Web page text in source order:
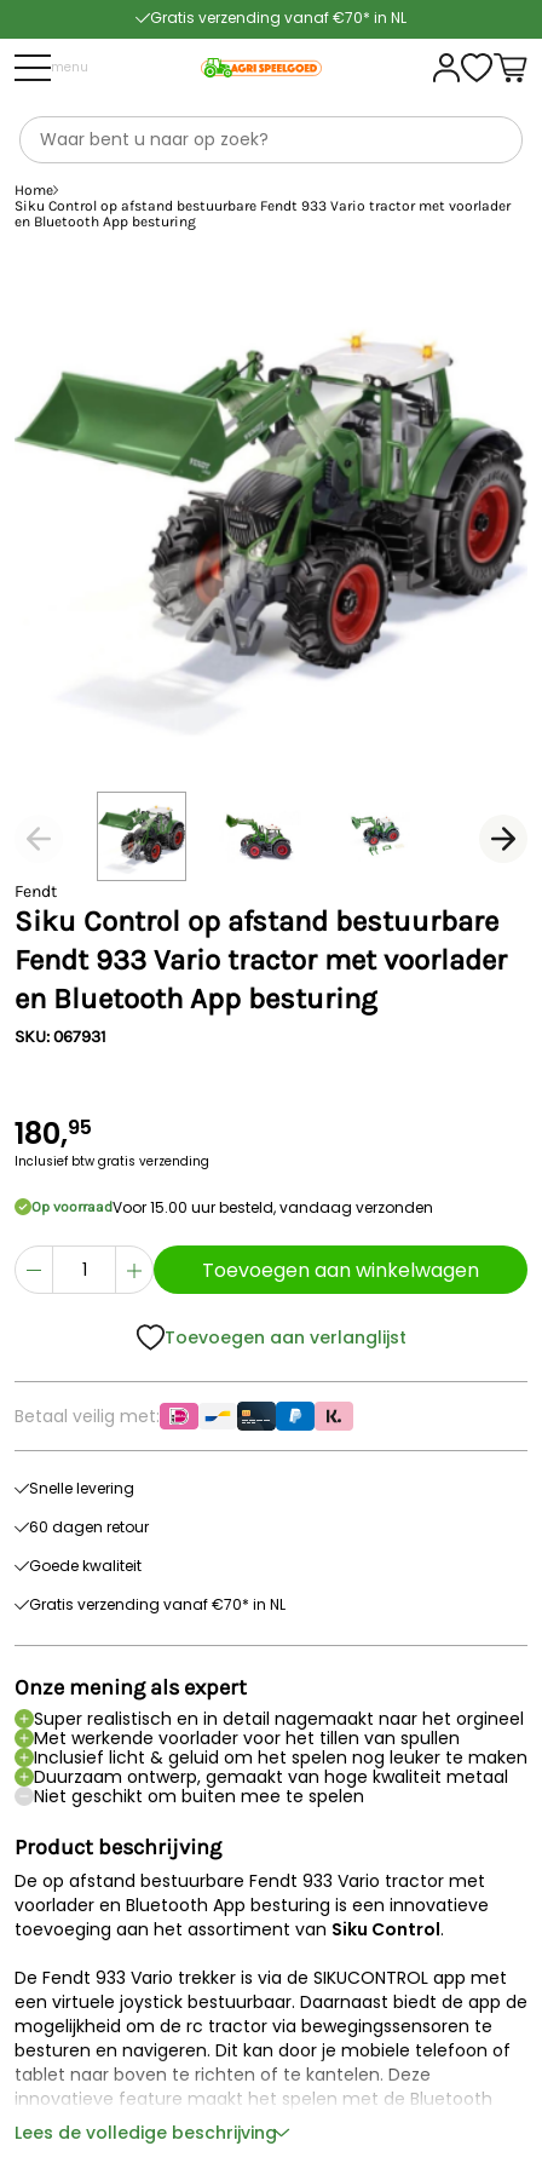
Gratis verzending vanaf €70* in NL
Snelle levering
menu
Home
Siku Control op afstand bestuurbare Fendt 933 Vario tractor met voorlader
en Bluetooth App besturing
Fendt
Siku Control op afstand bestuurbare
Fendt 933 Vario tractor met voorlader
en Bluetooth App besturing
SKU: 067931
180,95
Inclusief btw gratis verzending
Op voorraadVoor 15.00 uur besteld, vandaag verzonden
Toevoegen aan winkelwagen
Toevoegen aan verlanglijst
Betaal veilig met:
Snelle levering
60 dagen retour
Goede kwaliteit
Gratis verzending vanaf €70* in NL
Onze mening als expert
Super realistisch en in detail nagemaakt naar het orgineel
Met werkende voorlader voor het tillen van spullen
Inclusief licht & geluid om het spelen nog leuker te maken
Duurzaam ontwerp, gemaakt van hoge kwaliteit metaal
Niet geschikt om buiten mee te spelen
Product beschrijving
De op afstand bestuurbare Fendt 933 Vario tractor met
voorlader en Bluetooth App besturing is een innovatieve
toevoeging aan het assortiment van Siku Control.
De Fendt 933 Vario trekker is via de SIKUCONTROL app met
een virtuele joystick bestuurbaar. Daarnaast biedt de app de
mogelijkheid om de rc tractor via bewegingssensoren te
besturen en navigeren. Dit kan door je mobiele telefoon of
tablet naar boven te richten of te kantelen. Deze
innovatieve feature maakt het spelen met de Bluetooth
Siku tractoren nog veelzijdiger!
Lees de volledige beschrijving